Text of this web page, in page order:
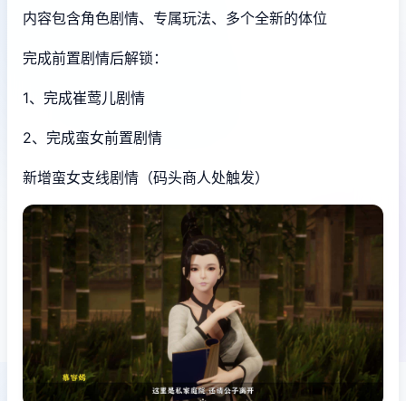
内容包含角色剧情、专属玩法、多个全新的体位
完成前置剧情后解锁：
1、完成崔莺儿剧情
2、完成蛮女前置剧情
新增蛮女支线剧情（码头商人处触发）